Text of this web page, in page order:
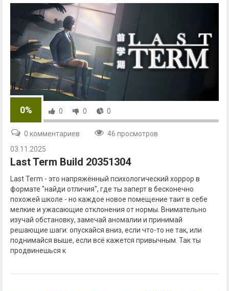
0% 0 0 0
0 комментариев
46 просмотров
03.11.2025
Last Term Build 20351304
Last Term - это напряжённый психологический хоррор в
формате "найди отличия", где ты заперт в бесконечно
похожей школе - но каждое новое помещение таит в себе
мелкие и ужасающие отклонения от нормы. Внимательно
изучай обстановку, замечай аномалии и принимай
решающие шаги: опускайся вниз, если что-то не так, или
поднимайся выше, если всё кажется привычным. Так ты
продвинешься к